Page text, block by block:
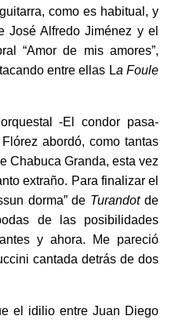
como es habitual, y
José Alfredo Jiménez y el
“Amor de mis amores”,
entre ellas La Foule
-El condor pasa-
abordó, como tantas
Chabuca Granda, esta vez
extraño. Para finalizar el
dorma” de Turandotde
de las posibilidades
y ahora. Me pareció
cantada detrás de dos
el idilio entre Juan Diego